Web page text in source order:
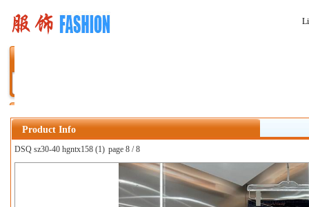
Product Info
DSQ sz30-40 hgntx158 (1) page 8 / 8
上一张